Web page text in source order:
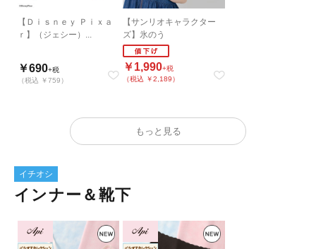
【Ｄｉｓｎｅｙ Ｐｉｘａ
ｒ】（ジェシー）...
￥690+税
（税込 ￥759）
【サンリオキャラクター
ズ】氷のう
￥1,990+税
（税込 ￥2,189）
もっと見る
イチオシ
インナー＆靴下